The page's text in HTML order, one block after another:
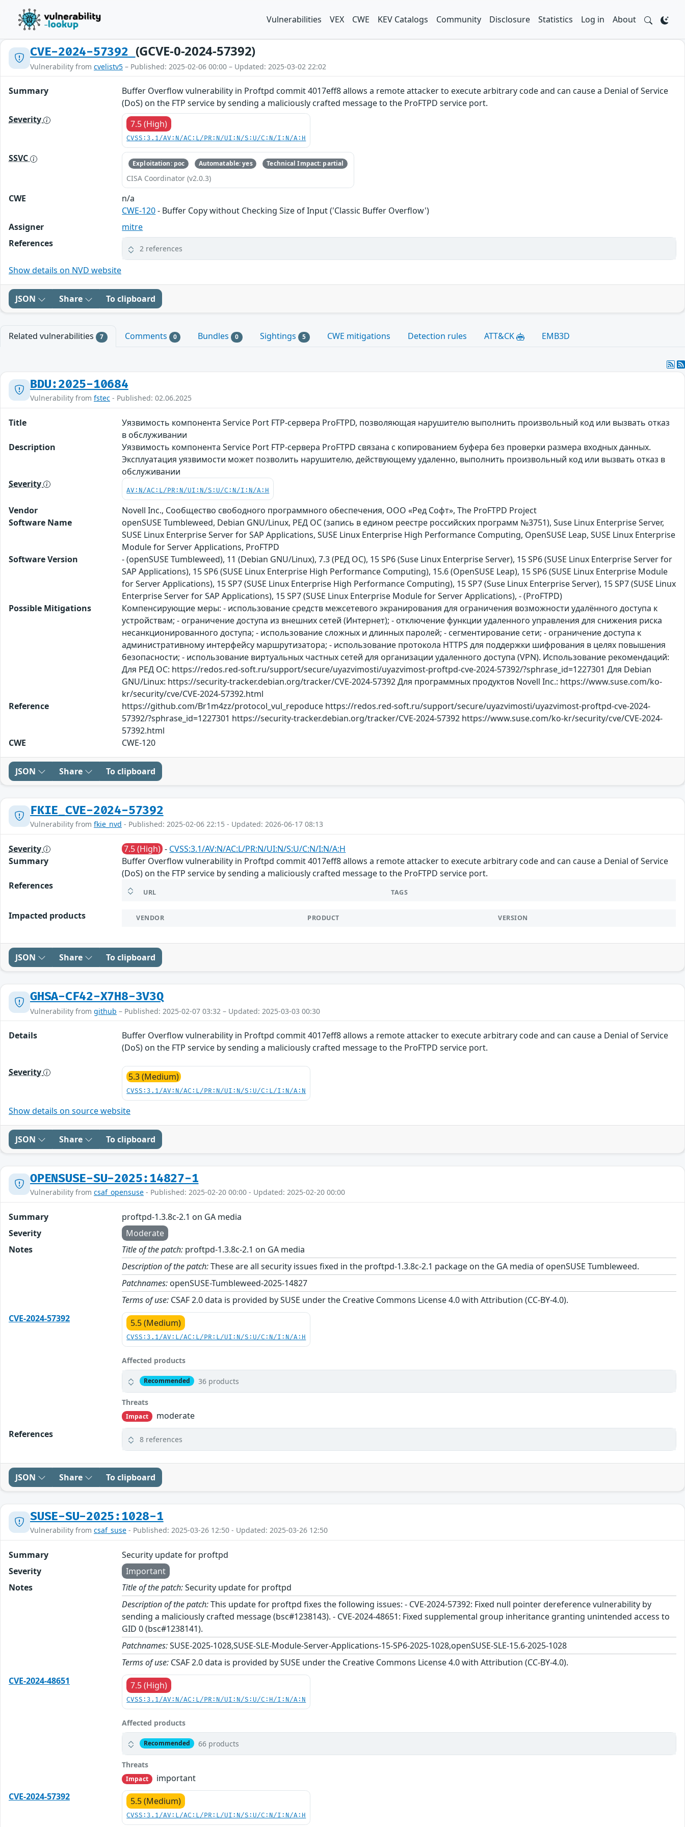
Vulnerabilities VEX CWE KEV Catalogs Community Disclosure Statistics Log in About
CVE-2024-57392 (GCVE-0-2024-57392)
Vulnerability from cvelistv5 – Published: 2025-02-06 00:00 – Updated: 2025-03-02 22:02
Summary
Buffer Overflow vulnerability in Proftpd commit 4017eff8 allows a remote attacker to execute arbitrary code and can cause a Denial of Service
(DoS) on the FTP service by sending a maliciously crafted message to the ProFTPD service port.
Severity
7.5 (High)
CVSS:3.1/AV:N/AC:L/PR:N/UI:N/S:U/C:N/I:N/A:H
SSVC Exploitation: poc Automatable: yes Technical Impact: partial
CISA Coordinator (v2.0.3)
CWE
n/a
CWE-120- Buffer Copy without Checking Size of Input ('Classic Buffer Overflow')
Assigner
mitre
References
2 references
Show details on NVD website
JSON Share To clipboard
Related vulnerabilities 7 Comments 0 Bundles 0 Sightings 5 CWE mitigations Detection rules ATT&CK EMB3D
BDU:2025-10684
Vulnerability from fstec - Published: 02.06.2025
Title
Уязвимость компонента Service Port FTP-сервера ProFTPD, позволяющая нарушителю выполнить произвольный код или вызвать отказ
в обслуживании
Description
Уязвимость компонента Service Port FTP-сервера ProFTPD связана с копированием буфера без проверки размера входных данных.
Эксплуатация уязвимости может позволить нарушителю, действующему удаленно, выполнить произвольный код или вызвать отказ в
обслуживании
Severity
AV:N/AC:L/PR:N/UI:N/S:U/C:N/I:N/A:H
Vendor
Novell Inc., Сообщество свободного программного обеспечения, ООО «Ред Софт», The ProFTPD Project
Software Name
openSUSE Tumbleweed, Debian GNU/Linux, РЕД ОС (запись в едином реестре российских программ №3751), Suse Linux Enterprise Server,
SUSE Linux Enterprise Server for SAP Applications, SUSE Linux Enterprise High Performance Computing, OpenSUSE Leap, SUSE Linux Enterprise
Module for Server Applications, ProFTPD
Software Version
- (openSUSE Tumbleweed), 11 (Debian GNU/Linux), 7.3 (РЕД ОС), 15 SP6 (Suse Linux Enterprise Server), 15 SP6 (SUSE Linux Enterprise Server for
SAP Applications), 15 SP6 (SUSE Linux Enterprise High Performance Computing), 15.6 (OpenSUSE Leap), 15 SP6 (SUSE Linux Enterprise Module
for Server Applications), 15 SP7 (SUSE Linux Enterprise High Performance Computing), 15 SP7 (Suse Linux Enterprise Server), 15 SP7 (SUSE Linux
Enterprise Server for SAP Applications), 15 SP7 (SUSE Linux Enterprise Module for Server Applications), - (ProFTPD)
Possible Mitigations
Компенсирующие меры: - использование средств межсетевого экранирования для ограничения возможности удалённого доступа к
устройствам; - ограничение доступа из внешних сетей (Интернет); - отключение функции удаленного управления для снижения риска
несанкционированного доступа; - использование сложных и длинных паролей; - сегментирование сети; - ограничение доступа к
административному интерфейсу маршрутизатора; - использование протокола HTTPS для поддержки шифрования в целях повышения
безопасности; - использование виртуальных частных сетей для организации удаленного доступа (VPN). Использование рекомендаций:
Для РЕД ОС: https://redos.red-soft.ru/support/secure/uyazvimosti/uyazvimost-proftpd-cve-2024-57392/?sphrase_id=1227301 Для Debian
GNU/Linux: https://security-tracker.debian.org/tracker/CVE-2024-57392 Для программных продуктов Novell Inc.: https://www.suse.com/ko-
kr/security/cve/CVE-2024-57392.html
Reference
https://github.com/Br1m4zz/protocol_vul_repoduce https://redos.red-soft.ru/support/secure/uyazvimosti/uyazvimost-proftpd-cve-2024-
57392/?sphrase_id=1227301 https://security-tracker.debian.org/tracker/CVE-2024-57392 https://www.suse.com/ko-kr/security/cve/CVE-2024-
57392.html
CWE
CWE-120
JSON Share To clipboard
FKIE_CVE-2024-57392
Vulnerability from fkie_nvd - Published: 2025-02-06 22:15 - Updated: 2026-06-17 08:13
Severity 7.5 (High) - CVSS:3.1/AV:N/AC:L/PR:N/UI:N/S:U/C:N/I:N/A:H
Summary
Buffer Overflow vulnerability in Proftpd commit 4017eff8 allows a remote attacker to execute arbitrary code and can cause a Denial of Service
(DoS) on the FTP service by sending a maliciously crafted message to the ProFTPD service port.
References
URL TAGS
Impacted products VENDOR PRODUCT VERSION
JSON Share To clipboard
GHSA-CF42-X7H8-3V3Q
Vulnerability from github – Published: 2025-02-07 03:32 – Updated: 2025-03-03 00:30
Details
Buffer Overflow vulnerability in Proftpd commit 4017eff8 allows a remote attacker to execute arbitrary code and can cause a Denial of Service
(DoS) on the FTP service by sending a maliciously crafted message to the ProFTPD service port.
Severity 5.3 (Medium)
CVSS:3.1/AV:N/AC:L/PR:N/UI:N/S:U/C:L/I:N/A:N
Show details on source website
JSON Share To clipboard
OPENSUSE-SU-2025:14827-1
Vulnerability from csaf_opensuse - Published: 2025-02-20 00:00 - Updated: 2025-02-20 00:00
Summary
proftpd-1.3.8c-2.1 on GA media
Severity
Moderate
Notes
Title of the patch: proftpd-1.3.8c-2.1 on GA media
Description of the patch:These are all security issues fixed in the proftpd-1.3.8c-2.1 package on the GA media of openSUSE Tumbleweed.
Patchnames: openSUSE-Tumbleweed-2025-14827
Terms of use: CSAF 2.0 data is provided by SUSE under the Creative Commons License 4.0 with Attribution (CC-BY-4.0).
CVE-2024-57392
5.5 (Medium)
CVSS:3.1/AV:L/AC:L/PR:L/UI:N/S:U/C:N/I:N/A:H
Affected products
Recommended 36 products
Threats
Impact
moderate
References
8 references
JSON Share To clipboard
SUSE-SU-2025:1028-1
Vulnerability from csaf_suse - Published: 2025-03-26 12:50 - Updated: 2025-03-26 12:50
Summary
Security update for proftpd
Severity
Important
Notes
Title of the patch:Security update for proftpd
Description of the patch:This update for proftpd fixes the following issues: - CVE-2024-57392: Fixed null pointer dereference vulnerability by
sending a maliciously crafted message (bsc#1238143). - CVE-2024-48651: Fixed supplemental group inheritance granting unintended access to
GID 0 (bsc#1238141).
Patchnames:SUSE-2025-1028,SUSE-SLE-Module-Server-Applications-15-SP6-2025-1028,openSUSE-SLE-15.6-2025-1028
Terms of use: CSAF 2.0 data is provided by SUSE under the Creative Commons License 4.0 with Attribution (CC-BY-4.0).
CVE-2024-48651
7.5 (High)
CVSS:3.1/AV:N/AC:L/PR:N/UI:N/S:U/C:H/I:N/A:N
Affected products
Recommended 66 products
Threats
Impact
important
CVE-2024-57392
5.5 (Medium)
CVSS:3.1/AV:L/AC:L/PR:L/UI:N/S:U/C:N/I:N/A:H